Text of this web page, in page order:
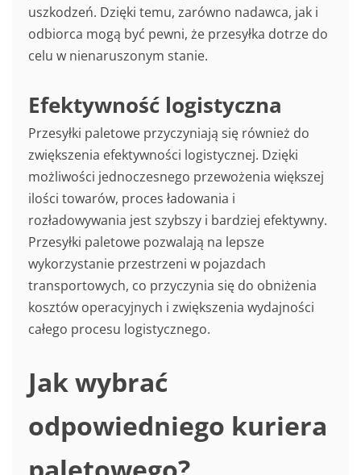
uszkodzeń. Dzięki temu, zarówno nadawca, jak i
odbiorca mogą być pewni, że przesyłka dotrze do
celu w nienaruszonym stanie.
Efektywność logistyczna
Przesyłki paletowe przyczyniają się również do
zwiększenia efektywności logistycznej. Dzięki
możliwości jednoczesnego przewożenia większej
ilości towarów, proces ładowania i
rozładowywania jest szybszy i bardziej efektywny.
Przesyłki paletowe pozwalają na lepsze
wykorzystanie przestrzeni w pojazdach
transportowych, co przyczynia się do obniżenia
kosztów operacyjnych i zwiększenia wydajności
całego procesu logistycznego.
Jak wybrać
odpowiedniego kuriera